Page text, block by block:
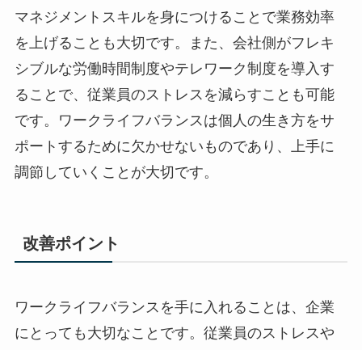
マネジメントスキルを身につけることで業務効率
を上げることも大切です。また、会社側がフレキ
シブルな労働時間制度やテレワーク制度を導入す
ることで、従業員のストレスを減らすことも可能
です。ワークライフバランスは個人の生き方をサ
ポートするために欠かせないものであり、上手に
調節していくことが大切です。
改善ポイント
ワークライフバランスを手に入れることは、企業
にとっても大切なことです。従業員のストレスや